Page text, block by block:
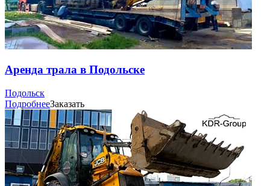
Аренда трала в Подольске
Подольск
ПодробнееЗаказать